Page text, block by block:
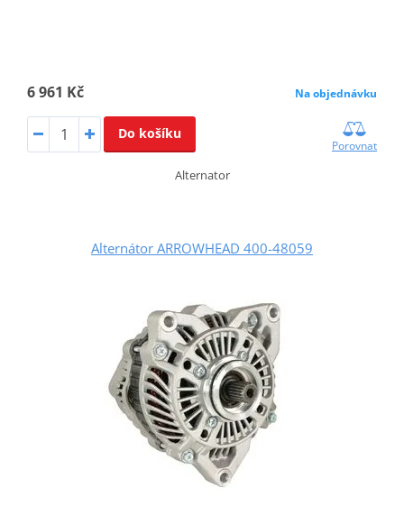
6 961 Kč Na objednávku
Do košíku
Porovnat
Alternator
Alternátor ARROWHEAD 400-48059